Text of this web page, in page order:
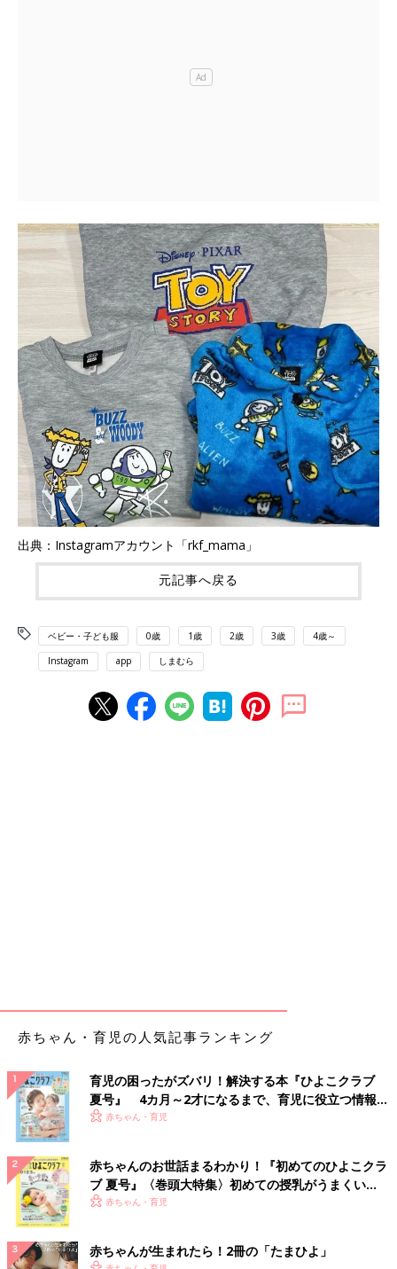
出典：Instagramアカウント「rkf_mama」
元記事へ戻る
ベビー・子ども服 0歳 1歳 2歳 3歳 4歳～
Instagram app しまむら
赤ちゃん・育児の人気記事ランキング
育児の困ったがズバリ！解決する本『ひよこクラブ
夏号』 4カ月～2才になるまで、育児に役立つ情報が
いっぱい！
赤ちゃん・育児
赤ちゃんのお世話まるわかり！『初めてのひよこクラ
ブ 夏号』〈巻頭大特集〉初めての授乳がうまくい
く！ おっぱい・ミルクの基本と夏のトラブル 解決テ
赤ちゃん・育児
赤ちゃんが生まれたら！2冊の「たまひよ」